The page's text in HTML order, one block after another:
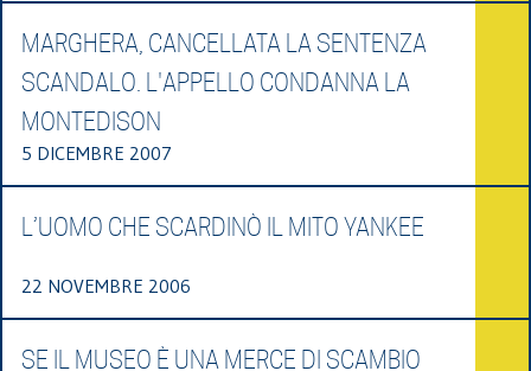
MARGHERA, CANCELLATA LA SENTENZA
SCANDALO. L'APPELLO CONDANNA LA
MONTEDISON
5 DICEMBRE 2007
L’UOMO CHE SCARDINÒ IL MITO YANKEE
22 NOVEMBRE 2006
SE IL MUSEO È UNA MERCE DI SCAMBIO